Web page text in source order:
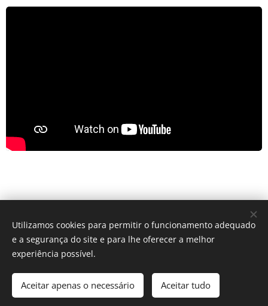
Share
Utilizamos cookies para permitir o funcionamento adequado
e a segurança do site e para lhe oferecer a melhor
experiência possível.
Aceitar apenas o necessário Aceitar tudo